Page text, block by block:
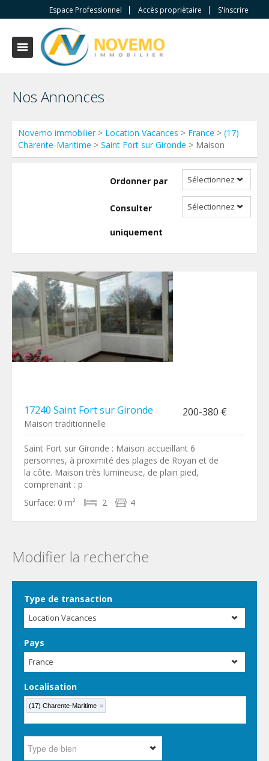
Espace Professionnel Accès propriètaire S'inscrire
Nos Annonces
Novemo immobilier> Location Vacances > France > (17)
Charente-Maritime > Saint Fort sur Gironde > Maison
Ordonner par Sélectionnez
Consulter
uniquement
Sélectionnez
17240 Saint Fort sur Gironde 200-380 €
Maison traditionnelle
Saint Fort sur Gironde : Maison accueillant 6
personnes, à proximité des plages de Royan et de
la côte. Maison très lumineuse, de plain pied,
comprenant : p
Surface: 0 m² 2 4
Modifier la recherche
Type de transaction
Location Vacances
Pays
France
Localisation
(17) Charente-Maritime ×